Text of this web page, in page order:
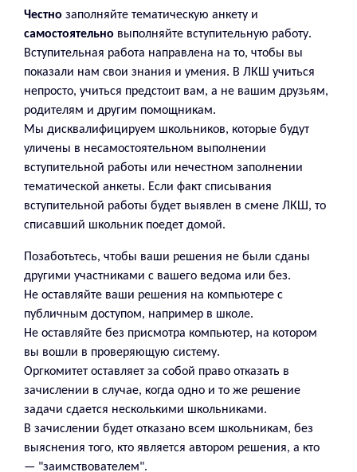
Честно заполняйте тематическую анкету и
самостоятельно выполняйте вступительную работу.
Вступительная работа направлена на то, чтобы вы
показали нам свои знания и умения. В ЛКШ учиться
непросто, учиться предстоит вам, а не вашим друзьям,
родителям и другим помощникам.
Мы дисквалифицируем школьников, которые будут
уличены в несамостоятельном выполнении
вступительной работы или нечестном заполнении
тематической анкеты. Если факт списывания
вступительной работы будет выявлен в смене ЛКШ, то
списавший школьник поедет домой.
Позаботьтесь, чтобы ваши решения не были сданы
другими участниками с вашего ведома или без.
Не оставляйте ваши решения на компьютере с
публичным доступом, например в школе.
Не оставляйте без присмотра компьютер, на котором
вы вошли в проверяющую систему.
Оргкомитет оставляет за собой право отказать в
зачислении в случае, когда одно и то же решение
задачи сдается несколькими школьниками.
В зачислении будет отказано всем школьникам, без
выяснения того, кто является автором решения, а кто
— "заимствователем".